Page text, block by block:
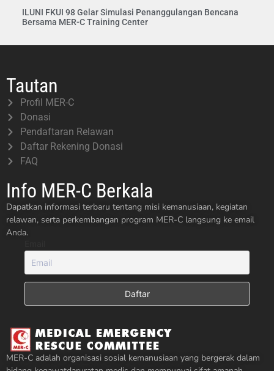
ILUNI FKUI 98 Gelar Simulasi Penanggulangan Bencana
Bersama MER-C Training Center
MER-C adalah organisasi sosial kemanusiaan yang bergerak dalam
Tautan
Profil MER-C
Donasi
Pendaftaran Relawan
Daftar Rekening Donasi
FAQ
Info MER-C Berkala
Dapatkan informasi terbaru tentang misi kemanusiaan, kegiatan
relawan, serta perkembangan program MER-C langsung ke email
Anda.